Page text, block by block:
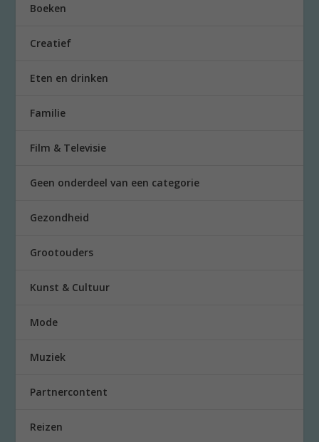
Boeken
Creatief
Eten en drinken
Familie
Film & Televisie
Geen onderdeel van een categorie
Gezondheid
Grootouders
Kunst & Cultuur
Mode
Muziek
Partnercontent
Reizen